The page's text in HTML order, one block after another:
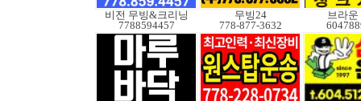
비전 무빙&크리닝
7788594457
무빙24
778-877-3632
브라운